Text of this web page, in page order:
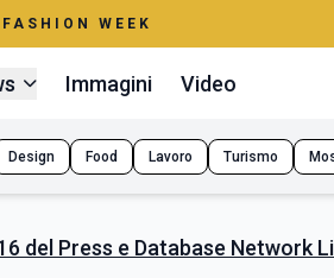
WEEK
Immagini Video
Design Food Lavoro Turismo
del Press e Database Network